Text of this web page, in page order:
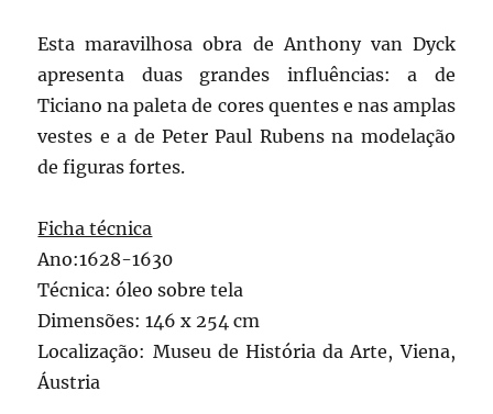
Esta maravilhosa obra de Anthony van Dyck
apresenta duas grandes influências: a de
Ticiano na paleta de cores quentes e nas amplas
vestes e a de Peter Paul Rubens na modelação
de figuras fortes.
Ficha técnica
Ano:1628-1630
Técnica: óleo sobre tela
Dimensões: 146 x 254 cm
Localização: Museu de História da Arte, Viena,
Áustria